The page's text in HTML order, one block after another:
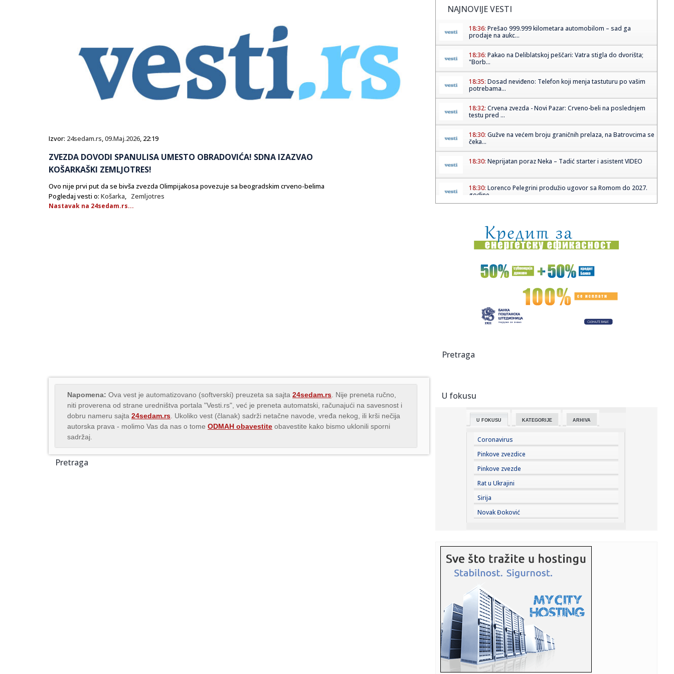
Izvor: 24sedam.rs,09.Maj.2026, 22:19
ZVEZDA DOVODI SPANULISA UMESTO OBRADOVIĆA! SDNA IZAZVAO
KOŠARKAŠKI ZEMLJOTRES!
Ovo nije prvi put da se bivša zvezda Olimpijakosa povezuje sa beogradskim crveno-belima
Pogledaj vesti o: Košarka, Zemljotres
Nastavak na 24sedam.rs...
Napomena: Ova vest je automatizovano (softverski) preuzeta sa sajta 24sedam.rs . Nije preneta ručno,
niti proverena od strane uredništva portala "Vesti.rs", već je preneta automatski, računajući na savesnost i
dobru nameru sajta 24sedam.rs . Ukoliko vest (članak) sadrži netačne navode, vređa nekog, ili krši nečija
autorska prava - molimo Vas da nas o tome ODMAH obavestite obavestite kako bismo uklonili sporni
sadržaj.
Pretraga
NAJNOVIJE VESTI
18:36: Prešao 999.999 kilometara automobilom – sad ga
prodaje na aukc...
18:36: Pakao na Deliblatskoj peščari: Vatra stigla do dvorišta;
"Borb...
18:35: Dosad neviđeno: Telefon koji menja tastuturu po vašim
potrebama...
18:32: Crvena zvezda - Novi Pazar: Crveno-beli na poslednjem
testu pred ...
18:30: Gužve na većem broju graničnih prelaza, na Batrovcima se
čeka...
18:30: Neprijatan poraz Neka – Tadić starter i asistent VIDEO
18:30: Lorenco Pelegrini produžio ugovor sa Romom do 2027.
godine
18:26:"Iran obećao nesmetan protok nafte kroz Ormuski
moreuz"
18:24:Incident u fabrici u Kikindi! Hitno reagovali policija i lekari,
Crna Gora demantovala navode o pristupanju vojnom
18:16:Željko Mitrović potvrdio: Posle Anđele, pa Cara - i ovaj
saopštio v...
18:11:
18:10:
Vučić fijakerom kroz Belegiš; Veliki broj građana sa
18:09:Udes na putu Niš–Svrljig napravio haos: Evo šta se desilo!
(V...
18:07:"Vembanjama je presudan u reketu, mora fizički da se
pripremi"
18:05:OTKRIVEN UZROK SMRTI BRENDONA KLARKA: Posle skoro
tri meseca stig...
18:01: I Kokanović u nemilosti blokadera; Planiran za ministra
poljopri...
17:59:
težak 50...
17:59:Evakuisano 20.000 ljudi zbog šumskog požara
17:51:Nova medalja za Srbiju
17:47:Iran se povukao?
Pretraga
U fokusu
U FOKUSU KATEGORIJE ARHIVA
Coronavirus
Pinkove zvezdice
Pinkove zvezde
Rat u Ukrajini
Sirija
Novak Đoković